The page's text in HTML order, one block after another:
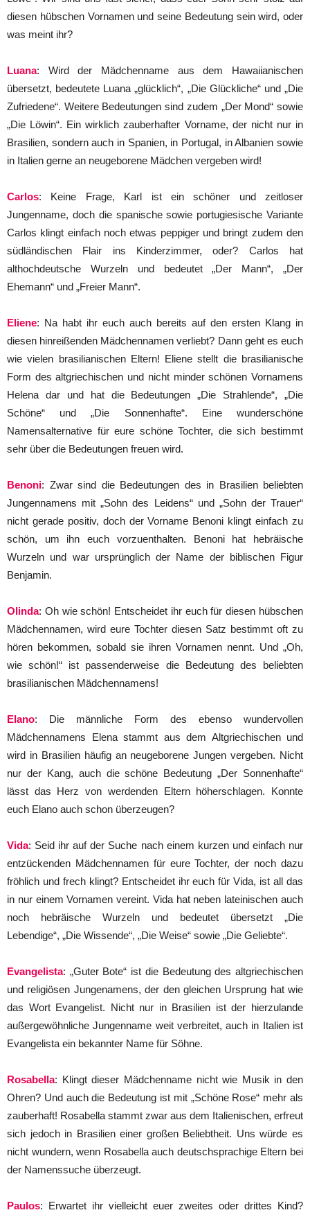
diesen hübschen Vornamen und seine Bedeutung sein wird, oder
was meint ihr?
Luana: Wird der Mädchenname aus dem Hawaiianischen
übersetzt, bedeutete Luana „glücklich“, „Die Glückliche“ und „Die
Zufriedene“. Weitere Bedeutungen sind zudem „Der Mond“ sowie
„Die Löwin“. Ein wirklich zauberhafter Vorname, der nicht nur in
Brasilien, sondern auch in Spanien, in Portugal, in Albanien sowie
in Italien gerne an neugeborene Mädchen vergeben wird!
Carlos: Keine Frage, Karl ist ein schöner und zeitloser
Jungenname, doch die spanische sowie portugiesische Variante
Carlos klingt einfach noch etwas peppiger und bringt zudem den
südländischen Flair ins Kinderzimmer, oder? Carlos hat
althochdeutsche Wurzeln und bedeutet „Der Mann“, „Der
Ehemann“ und „Freier Mann“.
Eliene: Na habt ihr euch auch bereits auf den ersten Klang in
diesen hinreißenden Mädchennamen verliebt? Dann geht es euch
wie vielen brasilianischen Eltern! Eliene stellt die brasilianische
Form des altgriechischen und nicht minder schönen Vornamens
Helena dar und hat die Bedeutungen „Die Strahlende“, „Die
Schöne“ und „Die Sonnenhafte“. Eine wunderschöne
Namensalternative für eure schöne Tochter, die sich bestimmt
sehr über die Bedeutungen freuen wird.
Benoni: Zwar sind die Bedeutungen des in Brasilien beliebten
Jungennamens mit „Sohn des Leidens“ und „Sohn der Trauer“
nicht gerade positiv, doch der Vorname Benoni klingt einfach zu
schön, um ihn euch vorzuenthalten. Benoni hat hebräische
Wurzeln und war ursprünglich der Name der biblischen Figur
Benjamin.
Olinda: Oh wie schön! Entscheidet ihr euch für diesen hübschen
Mädchennamen, wird eure Tochter diesen Satz bestimmt oft zu
hören bekommen, sobald sie ihren Vornamen nennt. Und „Oh,
wie schön!“ ist passenderweise die Bedeutung des beliebten
brasilianischen Mädchennamens!
Elano: Die männliche Form des ebenso wundervollen
Mädchennamens Elena stammt aus dem Altgriechischen und
wird in Brasilien häufig an neugeborene Jungen vergeben. Nicht
nur der Kang, auch die schöne Bedeutung „Der Sonnenhafte“
lässt das Herz von werdenden Eltern höherschlagen. Konnte
euch Elano auch schon überzeugen?
Vida: Seid ihr auf der Suche nach einem kurzen und einfach nur
entzückenden Mädchennamen für eure Tochter, der noch dazu
fröhlich und frech klingt? Entscheidet ihr euch für Vida, ist all das
in nur einem Vornamen vereint. Vida hat neben lateinischen auch
noch hebräische Wurzeln und bedeutet übersetzt „Die
Lebendige“, „Die Wissende“, „Die Weise“ sowie „Die Geliebte“.
Evangelista: „Guter Bote“ ist die Bedeutung des altgriechischen
und religiösen Jungenamens, der den gleichen Ursprung hat wie
das Wort Evangelist. Nicht nur in Brasilien ist der hierzulande
außergewöhnliche Jungenname weit verbreitet, auch in Italien ist
Evangelista ein bekannter Name für Söhne.
Rosabella: Klingt dieser Mädchenname nicht wie Musik in den
Ohren? Und auch die Bedeutung ist mit „Schöne Rose“ mehr als
zauberhaft! Rosabella stammt zwar aus dem Italienischen, erfreut
sich jedoch in Brasilien einer großen Beliebtheit. Uns würde es
nicht wundern, wenn Rosabella auch deutschsprachige Eltern bei
der Namenssuche überzeugt.
Paulos: Erwartet ihr vielleicht euer zweites oder drittes Kind?